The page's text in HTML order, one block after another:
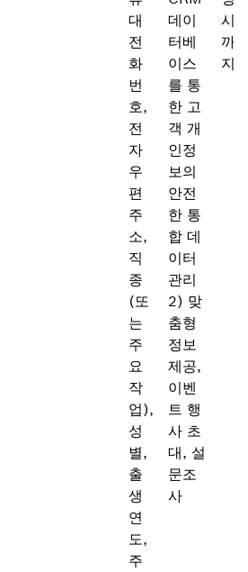
대
전
화
번
호,
전
자
우
편
주
소,
직
종
(또
는
주
요
작
업),
성
별,
출
생
연
도,
주
데이
터베
이스
를 통
한 고
객 개
인정
보의
안전
한 통
합 데
이터
관리
2) 맞
춤형
정보
제공,
이벤
트 행
사 초
대, 설
문조
사
시
까
지